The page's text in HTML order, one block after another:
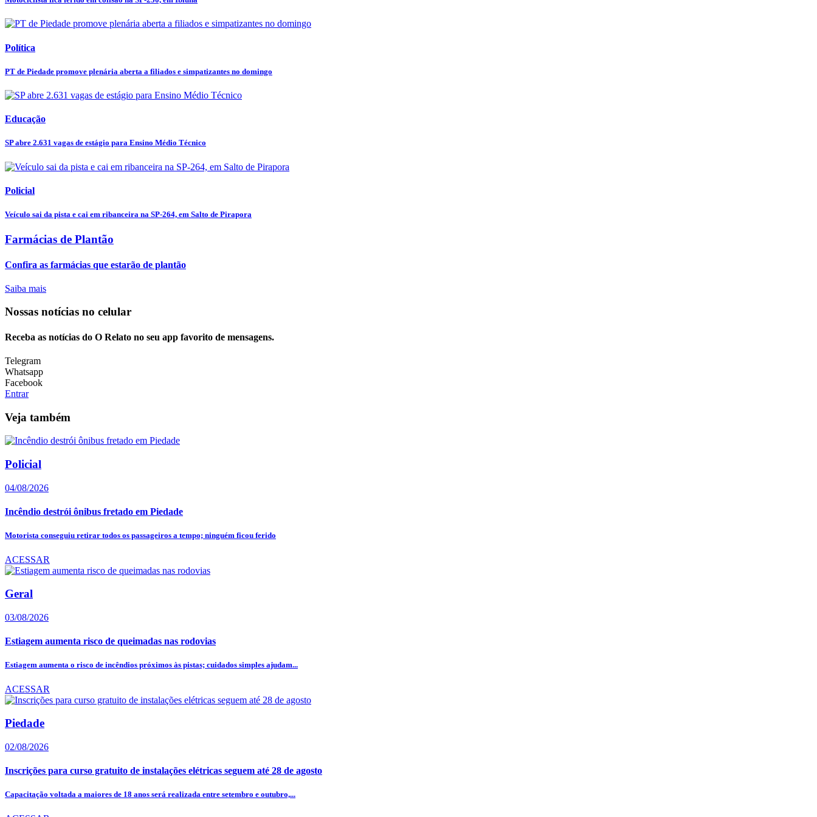
Política
PT de Piedade promove plenária aberta a filiados e simpatizantes no domingo
Educação
SP abre 2.631 vagas de estágio para Ensino Médio Técnico
Policial
Veículo sai da pista e cai em ribanceira na SP-264, em Salto de Pirapora
Farmácias de Plantão
Confira as farmácias que estarão de plantão
Saiba mais
Nossas notícias no celular
Receba as notícias do O Relato no seu app favorito de mensagens.
Telegram
Whatsapp
Facebook
Entrar
Veja também
Policial
04/08/2026
Incêndio destrói ônibus fretado em Piedade
Motorista conseguiu retirar todos os passageiros a tempo; ninguém ficou ferido
ACESSAR
Geral
03/08/2026
Estiagem aumenta risco de queimadas nas rodovias
Estiagem aumenta o risco de incêndios próximos às pistas; cuidados simples ajudam...
ACESSAR
Piedade
02/08/2026
Inscrições para curso gratuito de instalações elétricas seguem até 28 de agosto
Capacitação voltada a maiores de 18 anos será realizada entre setembro e outubro,...